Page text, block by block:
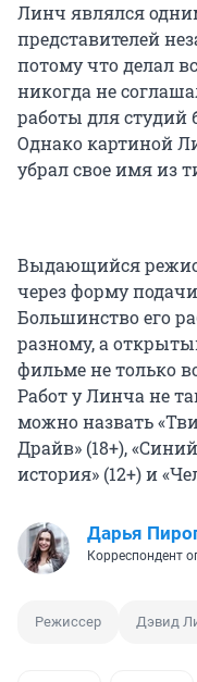
Линч являлся
представителей
потому что делал
никогда не
работы для студий
Однако картиной
убрал свое имя из
Выдающийся
через форму
Большинство его
разному, а
фильме не только
Работ у Линча не
можно назвать
Драйв» (18+),
история» (12+) и
Дарья
Корреспондент
Режиссер Дэвид